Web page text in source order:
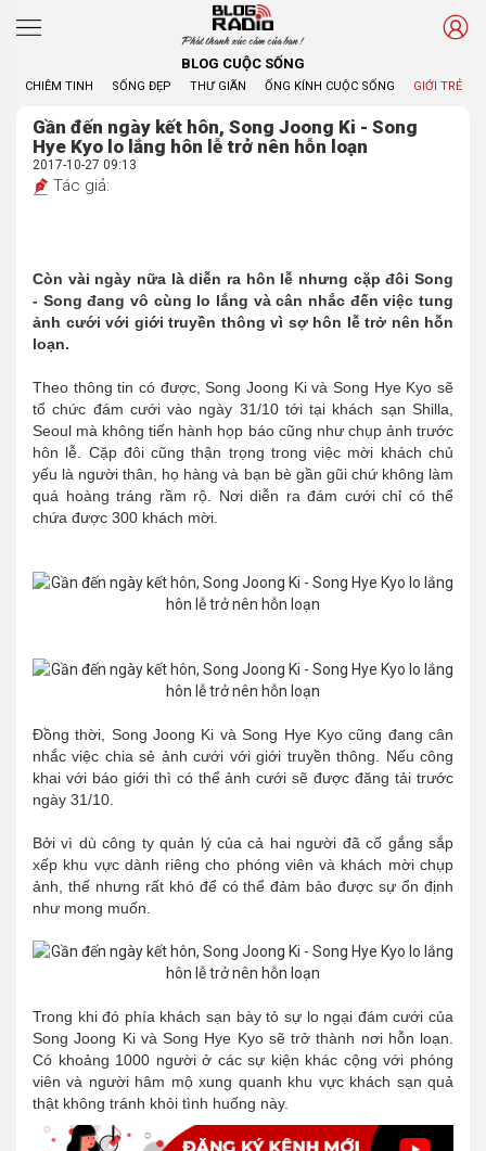
Phát thanh xúc cảm của bạn !
BLOG CUỘC SỐNG
CHIÊM TINH SỐNG ĐẸP THƯ GIÃN ỐNG KÍNH CUỘC SỐNG GIỚI TRẺ
Gần đến ngày kết hôn, Song Joong Ki - Song
Hye Kyo lo lắng hôn lễ trở nên hỗn loạn
2017-10-27 09:13
Tác giả:
Còn vài ngày nữa là diễn ra hôn lễ nhưng cặp đôi Song
- Song đang vô cùng lo lắng và cân nhắc đến việc tung
ảnh cưới với giới truyền thông vì sợ hôn lễ trở nên hỗn
loạn.
Theo thông tin có được, Song Joong Ki và Song Hye Kyo sẽ
tổ chức đám cưới vào ngày 31/10 tới tại khách sạn Shilla,
Seoul mà không tiến hành họp báo cũng như chụp ảnh trước
hôn lễ. Cặp đôi cũng thận trọng trong việc mời khách chủ
yếu là người thân, họ hàng và bạn bè gần gũi chứ không làm
quá hoàng tráng rầm rộ. Nơi diễn ra đám cưới chỉ có thể
chứa được 300 khách mời.
Đồng thời, Song Joong Ki và Song Hye Kyo cũng đang cân
nhắc việc chia sẻ ảnh cưới với giới truyền thông. Nếu công
khai với báo giới thì có thể ảnh cưới sẽ được đăng tải trước
ngày 31/10.
Bởi vì dù công ty quản lý của cả hai người đã cố gắng sắp
xếp khu vực dành riêng cho phóng viên và khách mời chụp
ảnh, thế nhưng rất khó để có thể đảm bảo được sự ổn định
như mong muốn.
Trong khi đó phía khách sạn bày tỏ sự lo ngại đám cưới của
Song Joong Ki và Song Hye Kyo sẽ trở thành nơi hỗn loạn.
Có khoảng 1000 người ở các sự kiện khác cộng với phóng
viên và người hâm mộ xung quanh khu vực khách sạn quả
thật không tránh khỏi tình huống này.